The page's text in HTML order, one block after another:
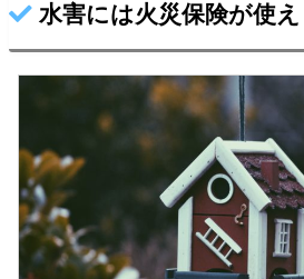
水害には火災保険が使え